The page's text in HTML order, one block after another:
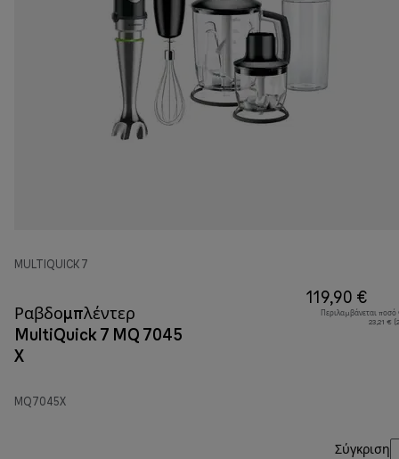
MULTIQUICK 7
Ραβδομπλέντερ
MultiQuick 7 MQ 7045
X
MQ7045X
119,90 €
Περιλαμβάνεται
23,21 €
Σύγκριση